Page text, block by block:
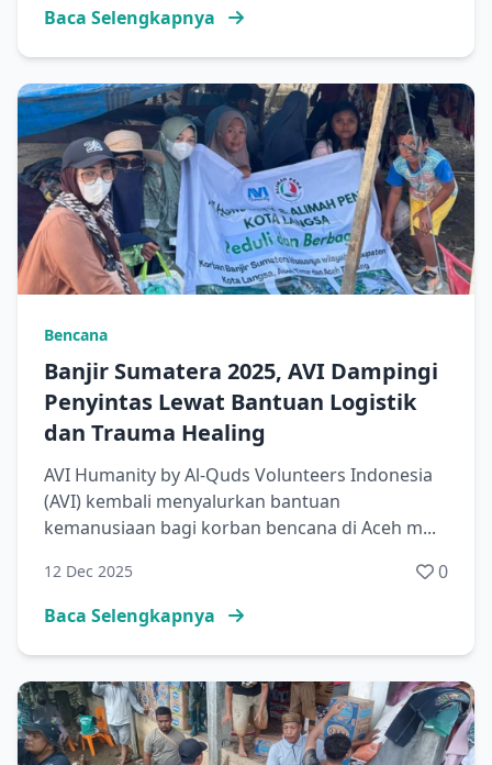
Baca Selengkapnya
Bencana
Banjir Sumatera 2025, AVI Dampingi
Penyintas Lewat Bantuan Logistik
dan Trauma Healing
AVI Humanity by Al-Quds Volunteers Indonesia
(AVI) kembali menyalurkan bantuan
kemanusiaan bagi korban bencana di Aceh m...
12 Dec 2025
0
Baca Selengkapnya